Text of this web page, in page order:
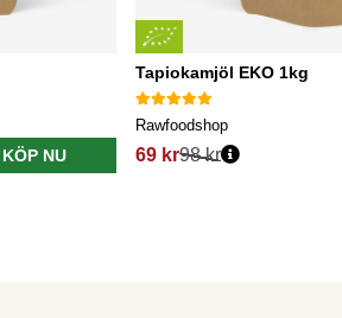
KÖP NU
Tapiokamjöl EKO 1kg
Rawfoodshop
69 kr98 kr